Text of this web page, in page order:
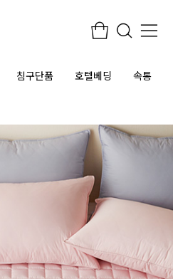
침구단품 호텔베딩 속통